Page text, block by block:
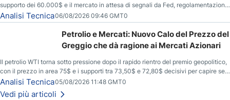
supporto dei 60.000$ e il mercato in attesa di segnali da Fed, regolamentazione
USA ed elezioni di medio termine.
Analisi Tecnica06/08/2026 09:46 GMT0
Petrolio e Mercati: Nuovo Calo del Prezzo del
Greggio che dà ragione ai Mercati Azionari
Il petrolio WTI torna sotto pressione dopo il rapido rientro del premio geopolitico,
con il prezzo in area 75$ e i supporti tra 73,50$ e 72,80$ decisivi per capire se il
ribasso potrà estendersi verso quota 70$.
Analisi Tecnica05/08/2026 11:48 GMT0
Vedi più articoli